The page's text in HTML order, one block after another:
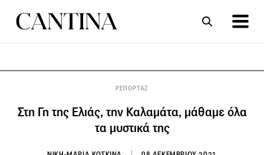
ΡΕΠΟΡΤΑΖ
Στη Γη της Ελιάς, την Καλαμάτα, μάθαμε όλα
τα μυστικά της